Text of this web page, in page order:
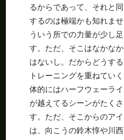
るからであって、それと
するのは極端かも知れま
ういう所での力量が少し
す。ただ、そこはなかな
はないし。だからどうす
トレーニングを重ねてい
体的にはハーフウェーラ
が越えてるシーンがたく
す。ただ、そこからのア
は、向こうの鈴木惇や川